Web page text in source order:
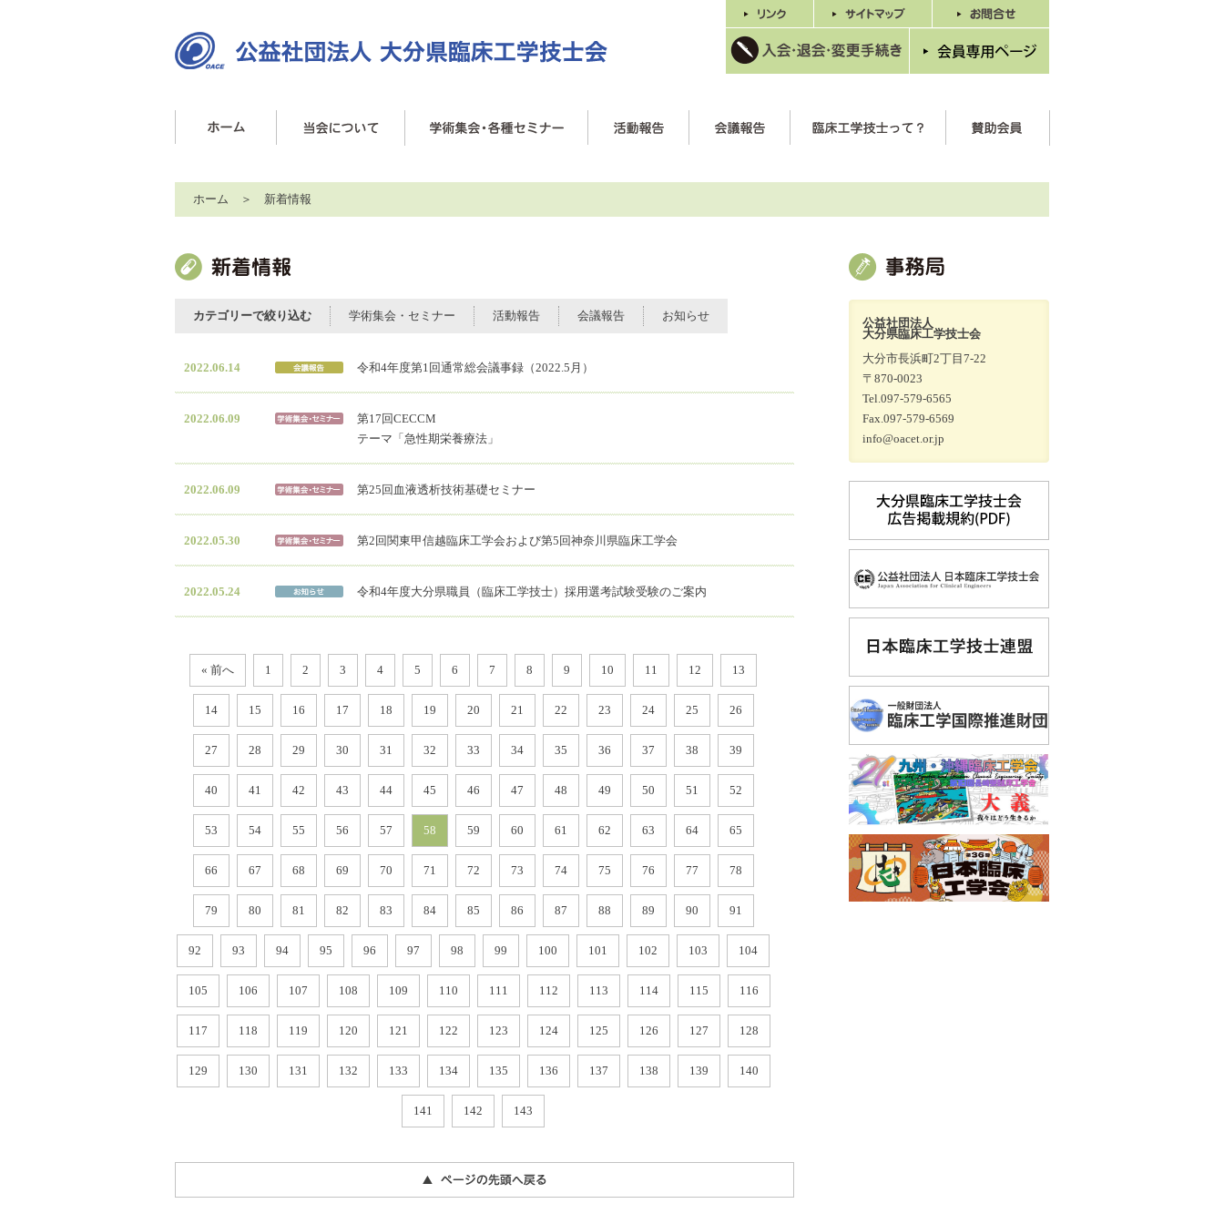
ホーム ＞ 新着情報
カテゴリーで絞り込む 学術集会・セミナー 活動報告 会議報告 お知らせ
2022.06.14 令和4年度第1回通常総会議事録（2022.5月）
2022.06.09
第17回CECCM
テーマ「急性期栄養療法」
2022.06.09 第25回血液透析技術基礎セミナー
2022.05.30 第2回関東甲信越臨床工学会および第5回神奈川県臨床工学会
2022.05.24 令和4年度大分県職員（臨床工学技士）採用選考試験受験のご案内
« 前へ 1 2 3 4 5 6 7 8 9 10 11 12 13
14 15 16 17 18 19 20 21 22 23 24 25 26
27 28 29 30 31 32 33 34 35 36 37 38 39
40 41 42 43 44 45 46 47 48 49 50 51 52
53 54 55 56 57 58 59 60 61 62 63 64 65
66 67 68 69 70 71 72 73 74 75 76 77 78
79 80 81 82 83 84 85 86 87 88 89 90 91
92 93 94 95 96 97 98 99 100 101 102 103 104
105 106 107 108 109 110 111 112 113 114 115 116
117 118 119 120 121 122 123 124 125 126 127 128
129 130 131 132 133 134 135 136 137 138 139 140
141 142 143
公益社団法人
大分県臨床工学技士会
大分市長浜町2丁目7-22
〒870-0023
Tel.097-579-6565
Fax.097-579-6569
info@oacet.or.jp